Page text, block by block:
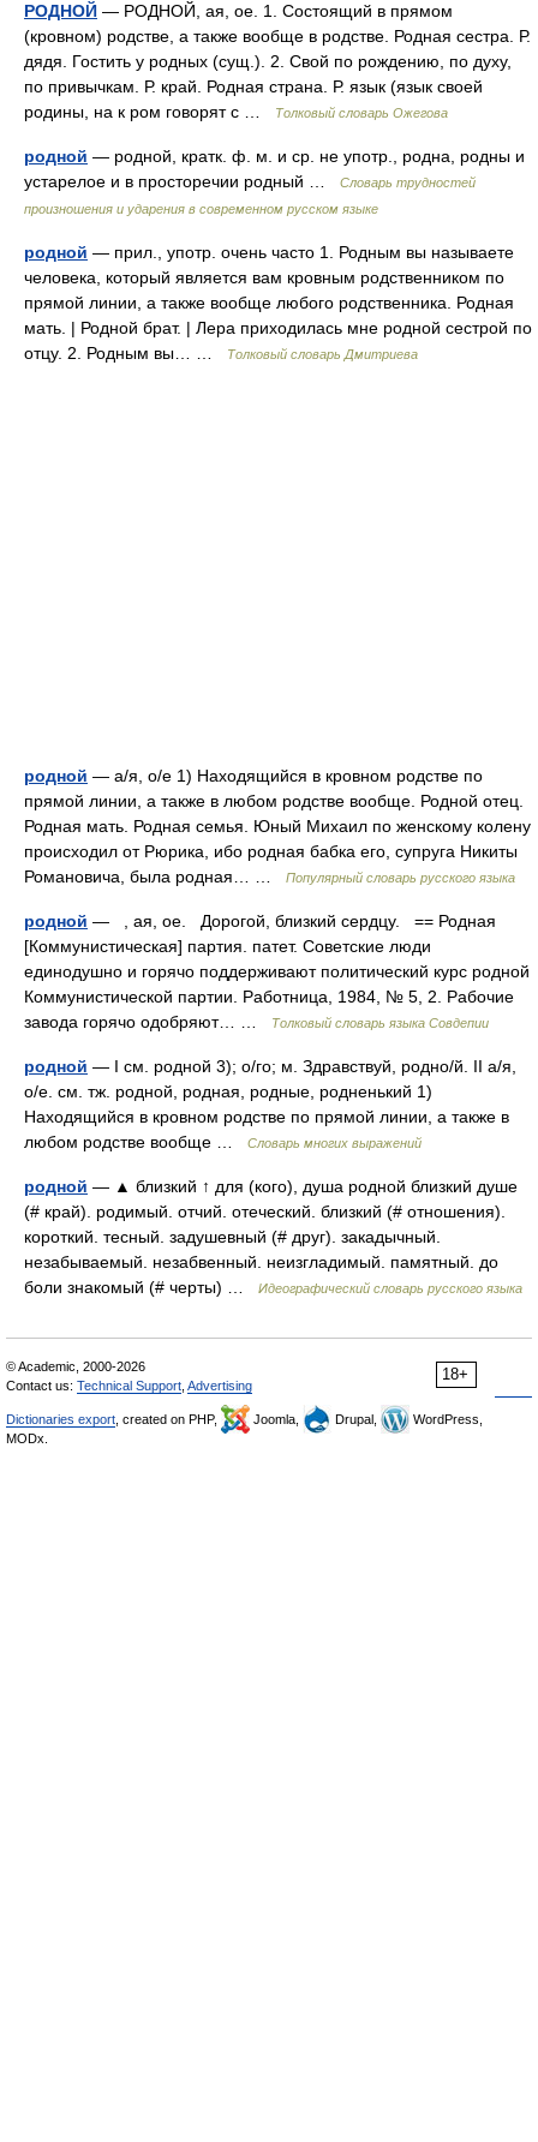
РОДНОЙ — РОДНОЙ, ая, ое. 1. Состоящий в прямом
(кровном) родстве, а также вообще в родстве. Родная сестра. Р.
дядя. Гостить у родных (сущ.). 2. Свой по рождению, по духу,
по привычкам. Р. край. Родная страна. Р. язык (язык своей
родины, на к ром говорят с …
Толковый словарь Ожегова
родной — родной, кратк. ф. м. и ср. не употр., родна, родны и
устарелое и в просторечии родный …
Словарь трудностей
произношения и ударения в современном русском языке
родной — прил., употр. очень часто 1. Родным вы называете
человека, который является вам кровным родственником по
прямой линии, а также вообще любого родственника. Родная
мать. | Родной брат. | Лера приходилась мне родной сестрой по
отцу. 2. Родным вы… …
Толковый словарь Дмитриева
родной — а/я, о/е 1) Находящийся в кровном родстве по
прямой линии, а также в любом родстве вообще. Родной отец.
Родная мать. Родная семья. Юный Михаил по женскому колену
происходил от Рюрика, ибо родная бабка его, супруга Никиты
Романовича, была родная… …
Популярный словарь русского языка
родной — , ая, ое. Дорогой, близкий сердцу. == Родная
[Коммунистическая] партия. патет. Советские люди
единодушно и горячо поддерживают политический курс родной
Коммунистической партии. Работница, 1984, № 5, 2. Рабочие
завода горячо одобряют… …
Толковый словарь языка Совдепии
родной — I см. родной 3); о/го; м. Здравствуй, родно/й. II а/я,
о/е. см. тж. родной, родная, родные, родненький 1)
Находящийся в кровном родстве по прямой линии, а также в
любом родстве вообще …
Словарь многих выражений
родной — ▲ близкий ↑ для (кого), душа родной близкий душе
(# край). родимый. отчий. отеческий. близкий (# отношения).
короткий. тесный. задушевный (# друг). закадычный.
незабываемый. незабвенный. неизгладимый. памятный. до
боли знакомый (# черты) …
Идеографический словарь русского языка
18+
© Academic, 2000-2026
Contact us: Technical Support Advertising
Dictionaries export , created on PHP, Joomla, Drupal,
WordPress,
MODx.